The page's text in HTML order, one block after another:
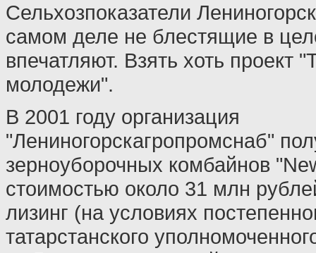
Сельхозпоказатели
самом деле не блестящие в
впечатляют. Взять хоть проект
молодежи".
В 2001 году организация
"Лениногорскагропромснаб"
зерноуборочных комбайнов
стоимостью около 31 млн
лизинг (на условиях
татарстанского